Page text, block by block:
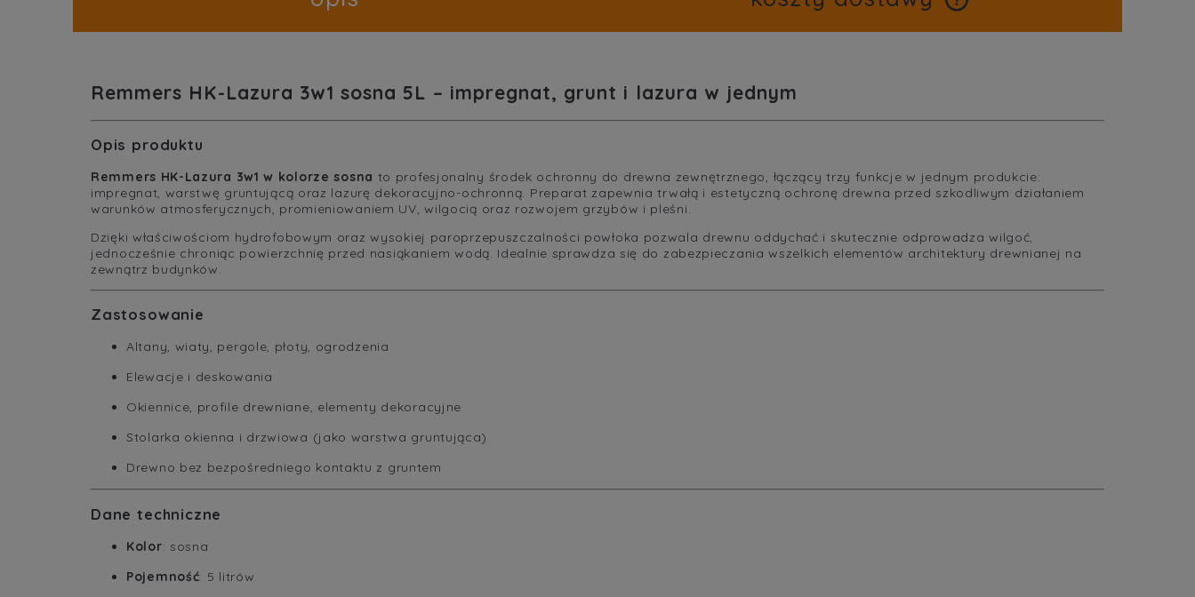
Remmers HK-Lazura 3w1 sosna 5L – impregnat, grunt i lazura w jednym
Opis produktu
Remmers HK-Lazura 3w1 w kolorze sosna to profesjonalny środek ochronny do drewna zewnętrznego, łączący trzy funkcje w jednym produkcie:
impregnat, warstwę gruntującą oraz lazurę dekoracyjno-ochronną. Preparat zapewnia trwałą i estetyczną ochronę drewna przed szkodliwym działaniem
warunków atmosferycznych, promieniowaniem UV, wilgocią oraz rozwojem grzybów i pleśni.
Dzięki właściwościom hydrofobowym oraz wysokiej paroprzepuszczalności powłoka pozwala drewnu oddychać i skutecznie odprowadza wilgoć,
jednocześnie chroniąc powierzchnię przed nasiąkaniem wodą. Idealnie sprawdza się do zabezpieczania wszelkich elementów architektury drewnianej na
zewnątrz budynków.
Zastosowanie
Altany, wiaty, pergole, płoty, ogrodzenia
Elewacje i deskowania
Okiennice, profile drewniane, elementy dekoracyjne
Stolarka okienna i drzwiowa (jako warstwa gruntująca)
Drewno bez bezpośredniego kontaktu z gruntem
Dane techniczne
Kolor: sosna
Pojemność: 5 litrów